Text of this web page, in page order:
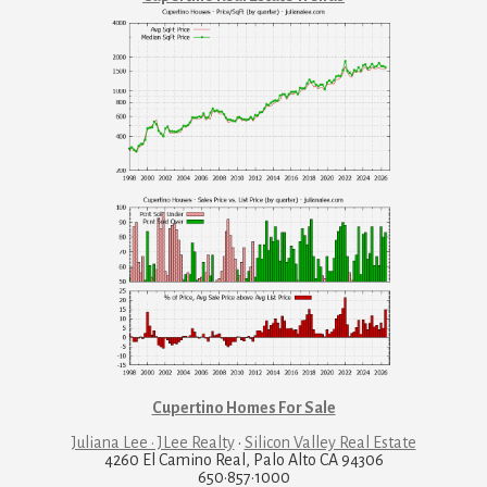
Cupertino Homes For Sale
Juliana Lee · JLee Realty· Silicon Valley Real Estate
4260 El Camino Real, Palo Alto CA 94306
650·857·1000